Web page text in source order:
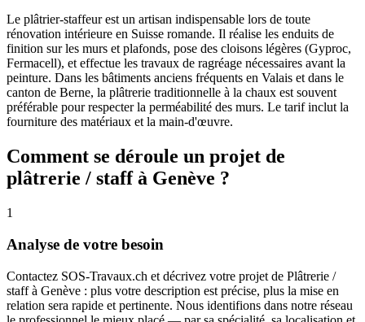
Le plâtrier-staffeur est un artisan indispensable lors de toute
rénovation intérieure en Suisse romande. Il réalise les enduits de
finition sur les murs et plafonds, pose des cloisons légères (Gyproc,
Fermacell), et effectue les travaux de ragréage nécessaires avant la
peinture. Dans les bâtiments anciens fréquents en Valais et dans le
canton de Berne, la plâtrerie traditionnelle à la chaux est souvent
préférable pour respecter la perméabilité des murs. Le tarif inclut la
fourniture des matériaux et la main-d'œuvre.
Comment se déroule un projet de
plâtrerie / staff à Genève ?
1
Analyse de votre besoin
Contactez SOS-Travaux.ch et décrivez votre projet de Plâtrerie /
staff à Genève : plus votre description est précise, plus la mise en
relation sera rapide et pertinente. Nous identifions dans notre réseau